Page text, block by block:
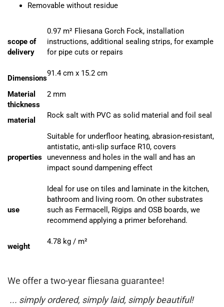
Removable without residue
scope of
delivery
0.97 m² Fliesana Gorch Fock, installation
instructions, additional sealing strips, for example
for pipe cuts or repairs
Dimensions
91.4 cm x 15.2 cm
Material
thickness
2 mm
material
Rock salt with PVC as solid material and foil seal
properties
Suitable for underfloor heating, abrasion-resistant,
antistatic, anti-slip surface R10, covers
unevenness and holes in the wall and has an
impact sound dampening effect
use
Ideal for use on tiles and laminate in the kitchen,
bathroom and living room. On other substrates
such as Fermacell, Rigips and OSB boards, we
recommend applying a primer beforehand.
weight
4.78 kg / m²
We offer a two-year fliesana guarantee!
... simply ordered, simply laid, simply beautiful!